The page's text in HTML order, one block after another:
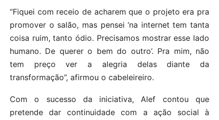
“Fiquei com receio de acharem que o projeto era pra
promover o salão, mas pensei ‘na internet tem tanta
coisa ruim, tanto ódio. Precisamos mostrar esse lado
humano. De querer o bem do outro’. Pra mim, não
tem preço ver a alegria delas diante da
transformação”, afirmou o cabeleireiro.
Com o sucesso da iniciativa, Alef contou que
pretende dar continuidade com a ação social à